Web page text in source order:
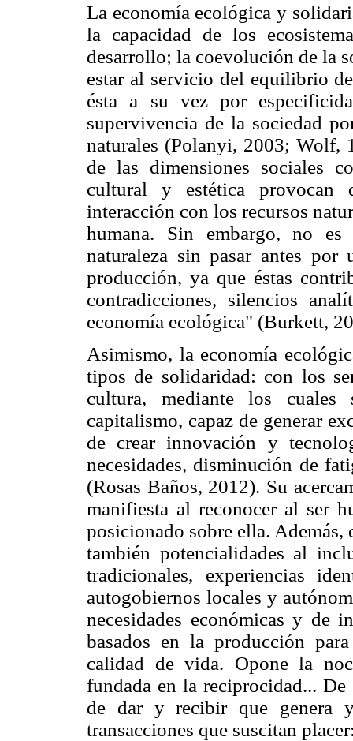
La economía ecológica y
la capacidad de los
desarrollo; la coevolución de la
estar al servicio del equilibrio
ésta a su vez por
supervivencia de la sociedad
naturales (Polanyi, 2003; Wolf,
de las dimensiones sociales
cultural y estética provocan
interacción con los recursos
humana. Sin embargo, no
naturaleza sin pasar antes por
producción, ya que éstas
contradicciones, silencios
economía ecológica" (Burkett,
Asimismo, la economía
tipos de solidaridad: con los
cultura, mediante los
capitalismo, capaz de generar
de crear innovación y
necesidades, disminución de
(Rosas Baños, 2012). Su
manifiesta al reconocer al ser
posicionado sobre ella.
también potencialidades al
tradicionales, experiencias
autogobiernos locales y
necesidades económicas y de
basados en la producción
calidad de vida. Opone la
fundada en la reciprocidad...
de dar y recibir que genera
transacciones que suscitan